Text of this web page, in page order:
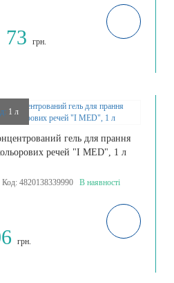
73грн.
1 л
гель для прання
речей "I MED", 1 л
Код: 4820138339990 В наявності
грн.